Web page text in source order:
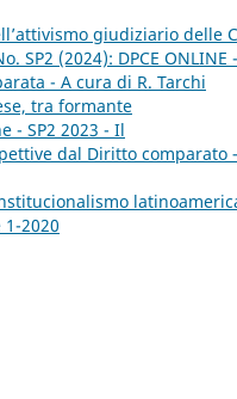
giudiziario delle
SP2 (2024): DPCE ONLINE -
- A cura di R. Tarchi
tra formante
- SP2 2023 - Il
dal Diritto comparato
1-2020